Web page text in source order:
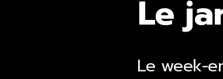
Le
Le week-